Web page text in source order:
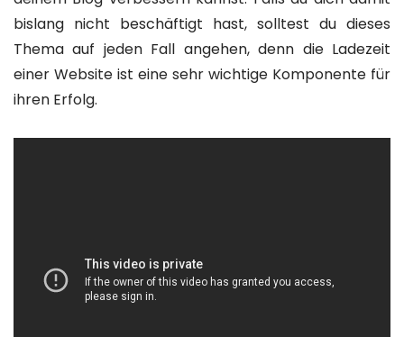
bislang nicht beschäftigt hast, solltest du dieses
Thema auf jeden Fall angehen, denn die Ladezeit
einer Website ist eine sehr wichtige Komponente für
ihren Erfolg.